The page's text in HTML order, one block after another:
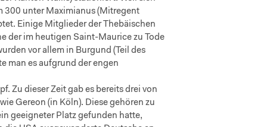
300 unter Maximianus (Mitregent
Einige Mitglieder der Thebäischen
der im heutigen Saint-Maurice zu Tode
vor allem in Burgund (Teil des
man es aufgrund der engen
Zu dieser Zeit gab es bereits drei von
Gereon (in Köln). Diese gehören zu
geeigneter Platz gefunden hatte,